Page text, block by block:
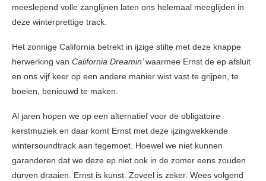
meeslepend volle zanglijnen laten ons helemaal meeglijden in
deze winterprettige track.
Het zonnige California betrekt in ijzige stilte met deze knappe
herwerking van California Dreamin’waarmee Ernst de ep afsluit
en ons vijf keer op een andere manier wist vast te grijpen, te
boeien, benieuwd te maken.
Al jaren hopen we op een alternatief voor de obligatoire
kerstmuziek en daar komt Ernst met deze ijzingwekkende
wintersoundtrack aan tegemoet. Hoewel we niet kunnen
garanderen dat we deze ep niet ook in de zomer eens zouden
durven draaien. Ernst is kunst. Zoveel is zeker. Wees volgend